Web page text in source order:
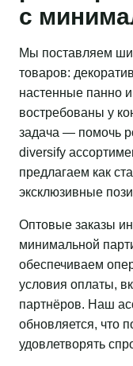
с
Мы поставляем
товаров:
настенные панно
востребованы у
задача — помочь
diversify
предлагаем как
эксклюзивные
Оптовые заказы
минимальной
обеспечиваем
условия оплаты,
партнёров. Наш
обновляется, что
удовлетворять